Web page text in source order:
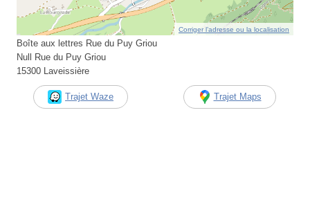
Corriger l’adresse ou la localisation
Boîte aux lettres Rue du Puy Griou
Null Rue du Puy Griou
15300 Laveissière
Trajet Waze Trajet Maps